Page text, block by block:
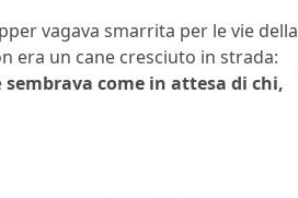
vagava smarrita per le vie della
era un cane cresciuto in strada:
sembrava come in attesa di chi,